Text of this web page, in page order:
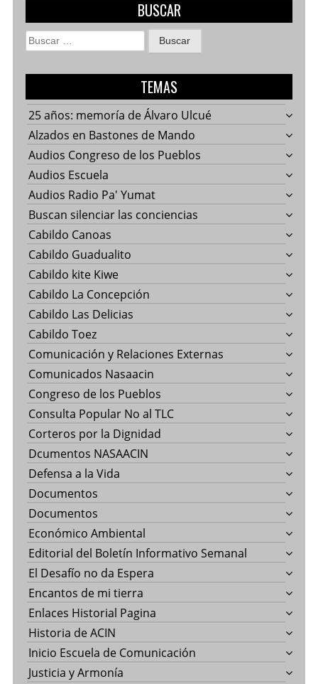
BUSCAR
Buscar:
TEMAS
25 años: memoría de Álvaro Ulcué
Alzados en Bastones de Mando
Audios Congreso de los Pueblos
Audios Escuela
Audios Radio Pa' Yumat
Buscan silenciar las conciencias
Cabildo Canoas
Cabildo Guadualito
Cabildo kite Kiwe
Cabildo La Concepción
Cabildo Las Delicias
Cabildo Toez
Comunicación y Relaciones Externas
Comunicados Nasaacin
Congreso de los Pueblos
Consulta Popular No al TLC
Corteros por la Dignidad
Dcumentos NASAACIN
Defensa a la Vida
Documentos
Documentos
Económico Ambiental
Editorial del Boletín Informativo Semanal
El Desafío no da Espera
Encantos de mi tierra
Enlaces Historial Pagina
Historia de ACIN
Inicio Escuela de Comunicación
Justicia y Armonía